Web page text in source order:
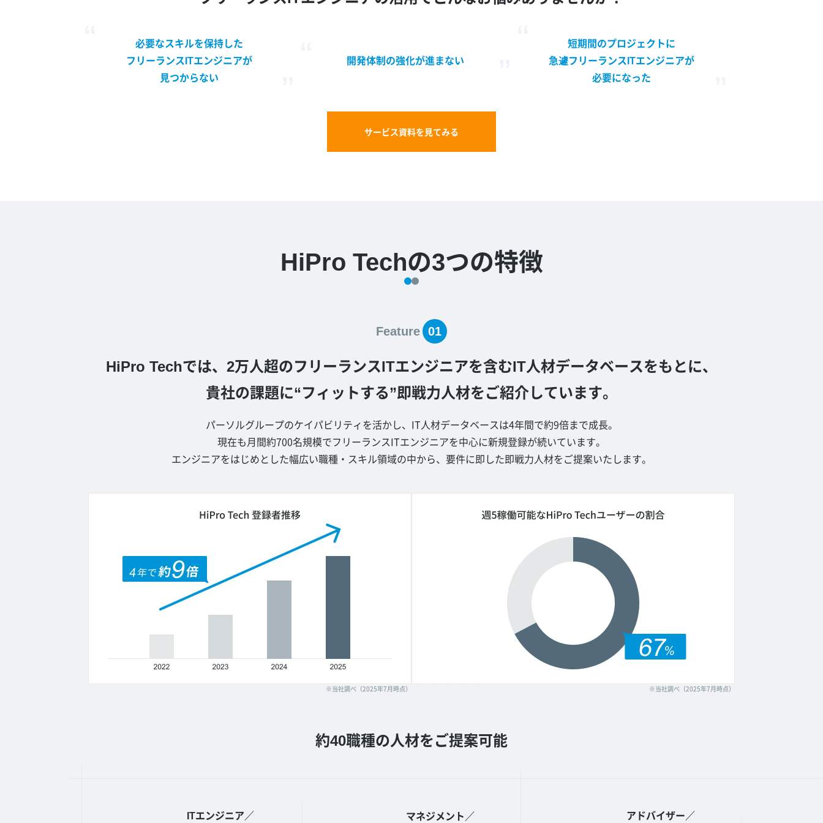
必要なスキルを保持した
フリーランスITエンジニアが
見つからない
開発体制の強化が進まない
短期間のプロジェクトに
急遽フリーランスITエンジニアが
必要になった
サービス資料を見てみる
HiPro Techの3つの特徴
Feature 01
HiPro Techでは、2万人超のフリーランスITエンジニアを含むIT人材データベースをもとに、
貴社の課題に“フィットする”即戦力人材をご紹介しています。
パーソルグループのケイパビリティを活かし、IT人材データベースは4年間で約9倍まで成長。
現在も月間約700名規模でフリーランスITエンジニアを中心に新規登録が続いています。
エンジニアをはじめとした幅広い職種・スキル領域の中から、要件に即した即戦力人材をご提案いたします。
※当社調べ（2025年7月時点） ※当社調べ（2025年7月時点）
約40職種の人材をご提案可能
ITエンジニア／ マネジメント／ アドバイザー／